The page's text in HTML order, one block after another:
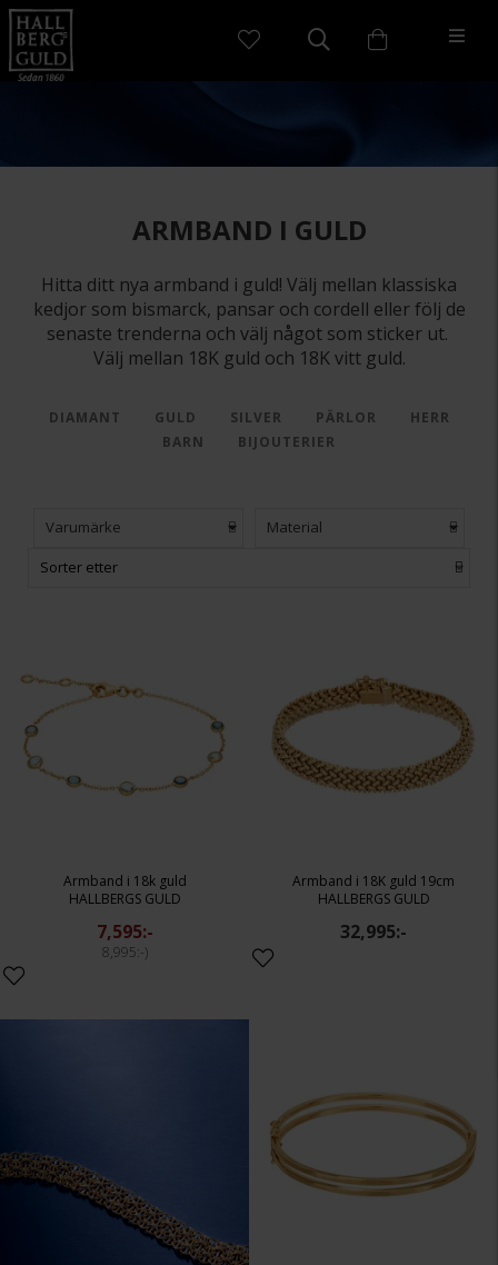
ARMBAND I GULD
Hitta ditt nya armband i guld! Välj mellan klassiska
kedjor som bismarck, pansar och cordell eller följ de
senaste trenderna och välj något som sticker ut.
Välj mellan 18K guld och 18K vitt guld.
DIAMANT GULD SILVER PÄRLOR
HERR
BARN
BIJOUTERIER
Varumärke Material
Sorter etter
Armband i 18k guld
HALLBERGS GULD
7,595:-
8,995:-
Armband i 18K guld 19cm
HALLBERGS GULD
32,995:-